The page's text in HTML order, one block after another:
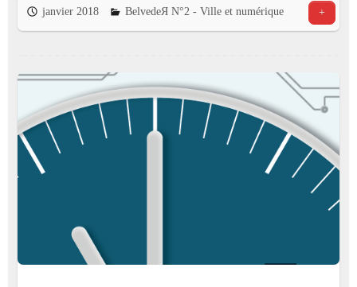
janvier 2018 BelvedeЯ N°2 - Ville et numérique +